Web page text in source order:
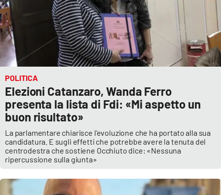
POLITICA
Elezioni Catanzaro, Wanda Ferro
presenta la lista di Fdi: «Mi aspetto un
buon risultato»
La parlamentare chiarisce l'evoluzione che ha portato alla sua
candidatura. E sugli effetti che potrebbe avere la tenuta del
centrodestra che sostiene Occhiuto dice: «Nessuna
ripercussione sulla giunta»